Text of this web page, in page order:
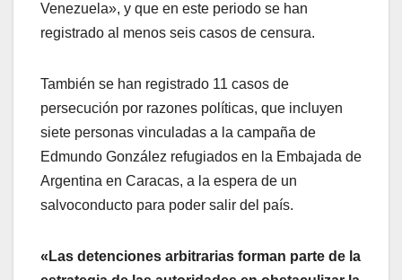
Venezuela», y que en este periodo se han
registrado al menos seis casos de censura.
También se han registrado 11 casos de
persecución por razones políticas, que incluyen
siete personas vinculadas a la campaña de
Edmundo González refugiados en la Embajada de
Argentina en Caracas, a la espera de un
salvoconducto para poder salir del país.
«Las detenciones arbitrarias forman parte de la